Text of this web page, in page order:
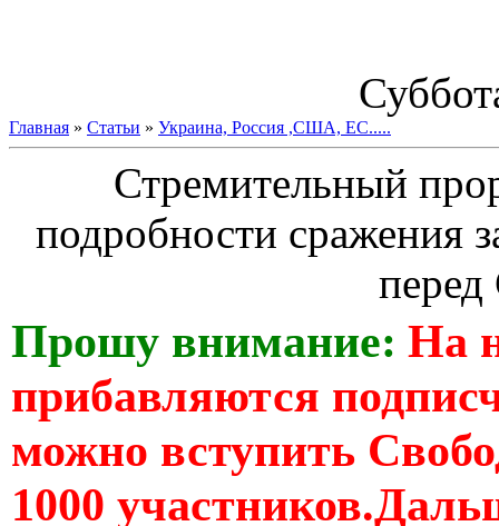
Главная » Статьи » Украина, Россия ,США, ЕС.....
Стремительный
подробности сражения
перед
Прошу внимание: На
прибавляются
можно вступить
1000